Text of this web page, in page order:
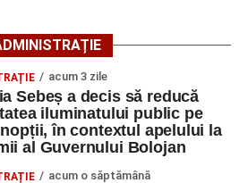
cu aparatul etilotest, rezultatul
pentru stabilirea tuturor
a produs accidentul, în cadrul unui
pentru săvârșirea infracțiunii de
culpă.
acum 3 zile
Sebeș a decis să reducă
iluminatului public pe
în contextul apelului la
al Guvernului Bolojan
acum o săptămână